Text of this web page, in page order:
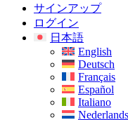
サインアップ
ログイン
日本語
English
Deutsch
Français
Español
Italiano
Nederlands